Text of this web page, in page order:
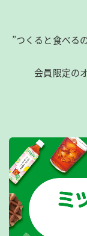
”つくると食べる
会員限定の